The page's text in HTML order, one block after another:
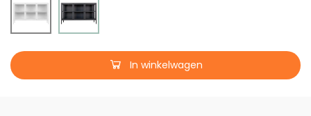
In winkelwagen